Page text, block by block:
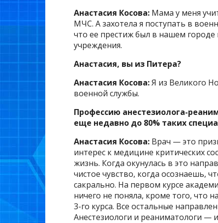
Анастасия Косова: Мама у меня
МЧС. А захотела я поступать в
что ее престиж был в нашем
учреждения.
Анастасия, вы из Питера?
Анастасия Косова:Я из Великого
военной службы.
Профессию анестезиолога-
еще недавно до 80% таких
Анастасия Косова: Врач — это
интерес к медицине критических
жизнь. Когда окунулась в это
чистое чувство, когда осознаешь,
сакрально. На первом курсе
ничего не поняла, кроме того, что
3-го курса. Все остальные
Анестезиологи и реаниматологи —